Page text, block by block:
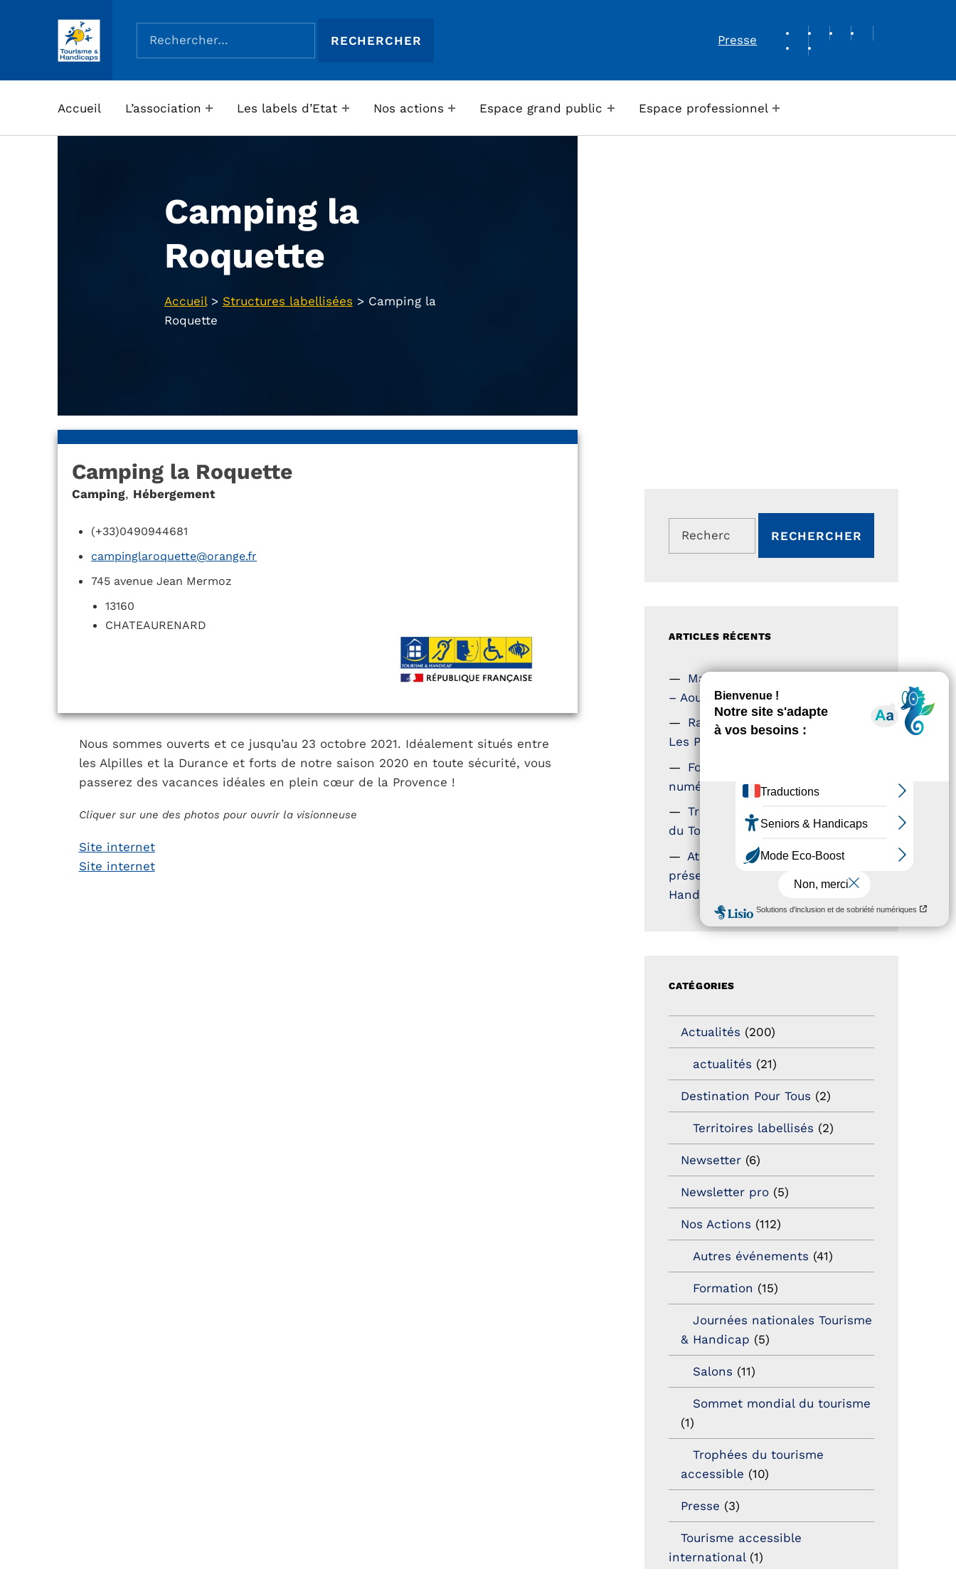
ASSOCIATION TOURISME ET HANDICAPS
Rechercher :
Presse
REVUE DE PRESSE
Accueil L’association Les labels d’Etat Nos actions Espace grand public Espace professionnel
Camping la
Roquette
Accueil> Structures labellisées > Camping la
Roquette
Camping la Roquette
Camping, Hébergement
(+33)0490944681
campinglaroquette@orange.fr
745 avenue Jean Mermoz
13160
CHATEAURENARD
Nous sommes ouverts et ce jusqu’au 23 octobre 2021. Idéalement situés entre
les Alpilles et la Durance et forts de notre saison 2020 en toute sécurité, vous
passerez des vacances idéales en plein cœur de la Provence !
Cliquer sur une des photos pour ouvrir la visionneuse
Site internet
Site internet
Rechercher :
ARTICLES RÉCENTS
Magazine Tourisme Accessible
– Aout 2026
Rallye Aicha des Gazelles –
Les Petillantes
Formation Communication
numérique
Trophées Horizons – Acteurs
du Tourisme Durable
Atout France – flyer
présentation label Tourisme &
Handicap
CATÉGORIES
Actualités (200)
actualités (21)
Destination Pour Tous (2)
Territoires labellisés (2)
Newsetter (6)
Newsletter pro (5)
Nos Actions (112)
Autres événements (41)
Formation (15)
Journées nationales Tourisme
& Handicap (5)
Salons (11)
Sommet mondial du tourisme
(1)
Trophées du tourisme
accessible (10)
Presse (3)
Tourisme accessible
international(1)